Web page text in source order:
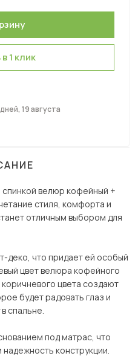
1 клик
19 августа
велюр кофейный +
стиля, комфорта и
отличным выбором для
деко, что придает ей особый
цвет велюра кофейного
цвета создают
будет радовать глаз и
спальне.
под матрас, что
конструкции.